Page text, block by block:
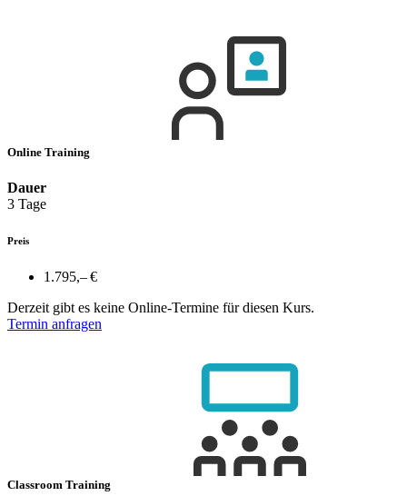
Online Training
Dauer
3 Tage
Preis
1.795,– €
Derzeit gibt es keine Online-Termine für diesen Kurs.
Termin anfragen
Classroom Training